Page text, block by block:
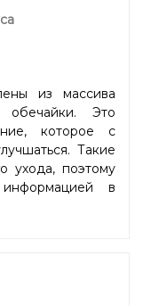
из массива
Это
которое с
Такие
ухода, поэтому
в